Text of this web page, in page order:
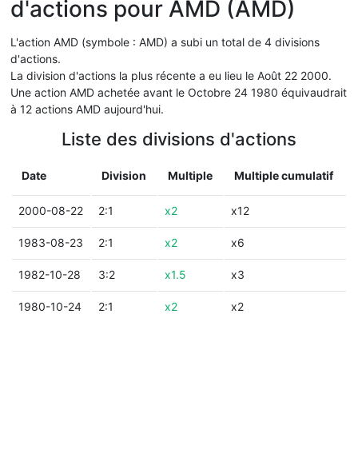
d'actions pour AMD (AMD)
L'action AMD (symbole : AMD) a subi un total de 4 divisions
d'actions.
La division d'actions la plus récente a eu lieu le Août 22 2000.
Une action AMD achetée avant le Octobre 24 1980 équivaudrait
à 12 actions AMD aujourd'hui.
Liste des divisions d'actions
Date Division Multiple Multiple cumulatif
2000-08-22 2:1 x2 x12
1983-08-23 2:1 x2 x6
1982-10-28 3:2 x1.5 x3
1980-10-24 2:1 x2 x2